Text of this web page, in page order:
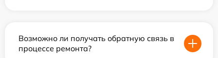
Возможно ли получать обратную связь в
процессе ремонта?